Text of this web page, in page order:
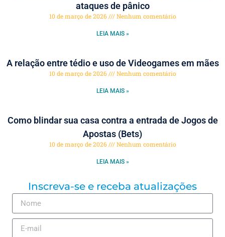
ataques de pânico
10 de março de 2026 Nenhum comentário
LEIA MAIS »
A relação entre tédio e uso de Videogames em mães
10 de março de 2026 Nenhum comentário
LEIA MAIS »
Como blindar sua casa contra a entrada de Jogos de
Apostas (Bets)
10 de março de 2026 Nenhum comentário
LEIA MAIS »
Inscreva-se e receba atualizações